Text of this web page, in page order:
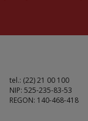
tel.: (22) 21 00 100
NIP: 525-235-83-53
REGON: 140-468-418